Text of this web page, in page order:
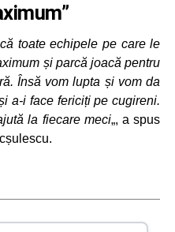
toate echipele pe care le
și parcă joacă pentru
Însă vom lupta și vom da
a-i face fericiți pe cugireni.
la fiecare meci„, a spus